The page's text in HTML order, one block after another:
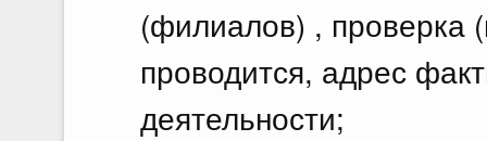
(филиалов) , проверка
проводится, адрес
деятельности;